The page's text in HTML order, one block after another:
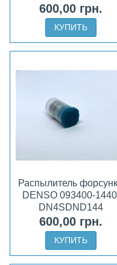
600,00 грн.
КУПИТЬ
Распылитель
DENSO 093400-
DN4SDND144
600,00 грн.
КУПИТЬ